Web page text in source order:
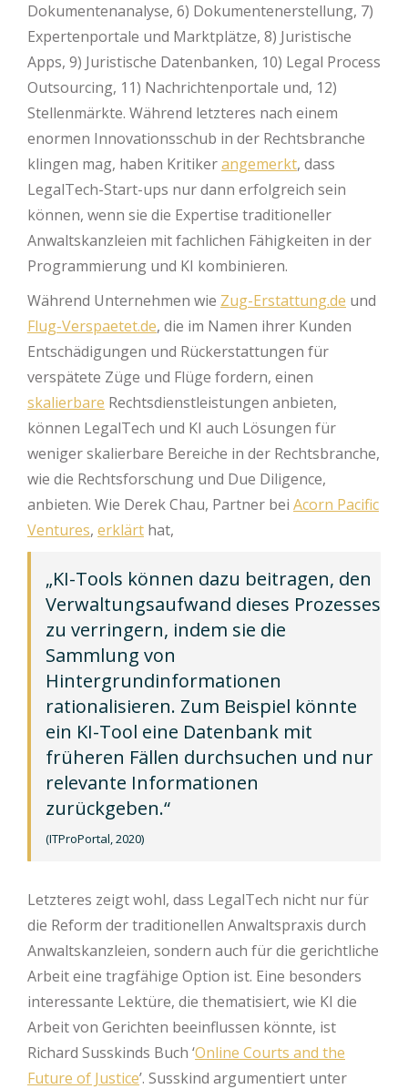
Dokumentenanalyse, 6) Dokumentenerstellung, 7)
Expertenportale und Marktplätze, 8) Juristische
Apps, 9) Juristische Datenbanken, 10) Legal Process
Outsourcing, 11) Nachrichtenportale und, 12)
Stellenmärkte. Während letzteres nach einem
enormen Innovationsschub in der Rechtsbranche
klingen mag, haben Kritikerangemerkt, dass
LegalTech-Start-ups nur dann erfolgreich sein
können, wenn sie die Expertise traditioneller
Anwaltskanzleien mit fachlichen Fähigkeiten in der
Programmierung und KI kombinieren.
Während Unternehmen wie Zug-Erstattung.de und
Flug-Verspaetet.de, die im Namen ihrer Kunden
Entschädigungen und Rückerstattungen für
verspätete Züge und Flüge fordern, einen
skalierbare Rechtsdienstleistungen anbieten,
können LegalTech und KI auch Lösungen für
weniger skalierbare Bereiche in der Rechtsbranche,
wie die Rechtsforschung und Due Diligence,
anbieten. Wie Derek Chau, Partner bei Acorn Pacific
Ventures, erklärt hat,
„KI-Tools können dazu beitragen, den
Verwaltungsaufwand dieses Prozesses
zu verringern, indem sie die
Sammlung von
Hintergrundinformationen
rationalisieren. Zum Beispiel könnte
ein KI-Tool eine Datenbank mit
früheren Fällen durchsuchen und nur
relevante Informationen
zurückgeben.“
(ITProPortal, 2020)
Letzteres zeigt wohl, dass LegalTech nicht nur für
die Reform der traditionellen Anwaltspraxis durch
Anwaltskanzleien, sondern auch für die gerichtliche
Arbeit eine tragfähige Option ist. Eine besonders
interessante Lektüre, die thematisiert, wie KI die
Arbeit von Gerichten beeinflussen könnte, ist
Richard Susskinds Buch ‘Online Courts and the
Future of Justice’. Susskind argumentiert unter